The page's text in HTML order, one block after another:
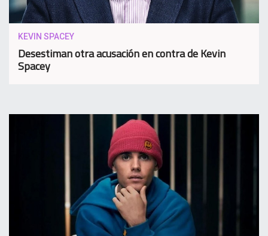
KEVIN SPACEY
Desestiman otra acusación en contra de Kevin
Spacey